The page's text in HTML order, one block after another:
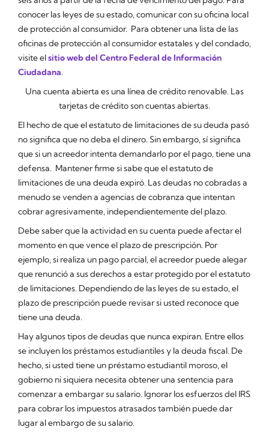
conocer las leyes de su estado, comunicar con su oficina local
de protección al consumidor. Para obtener una lista de las
oficinas de protección al consumidor estatales y del condado,
visite elsitio web del Centro Federal de Información
Ciudadana.
Una cuenta abierta es una línea de crédito renovable. Las
tarjetas de crédito son cuentas abiertas.
El hecho de que el estatuto de limitaciones de su deuda pasó
no significa que no deba el dinero. Sin embargo, sí significa
que si un acreedor intenta demandarlo por el pago, tiene una
defensa. Mantener firme si sabe que el estatuto de
limitaciones de una deuda expiró. Las deudas no cobradas a
menudo se venden a agencias de cobranza que intentan
cobrar agresivamente, independientemente del plazo.
Debe saber que la actividad en su cuenta puede afectar el
momento en que vence el plazo de prescripción. Por
ejemplo, si realiza un pago parcial, el acreedor puede alegar
que renunció a sus derechos a estar protegido por el estatuto
de limitaciones. Dependiendo de las leyes de su estado, el
plazo de prescripción puede revisar si usted reconoce que
tiene una deuda.
Hay algunos tipos de deudas que nunca expiran. Entre ellos
se incluyen los préstamos estudiantiles y la deuda fiscal. De
hecho, si usted tiene un préstamo estudiantil moroso, el
gobierno ni siquiera necesita obtener una sentencia para
comenzar a embargar su salario. Ignorar los esfuerzos del IRS
para cobrar los impuestos atrasados también puede dar
lugar al embargo de su salario.